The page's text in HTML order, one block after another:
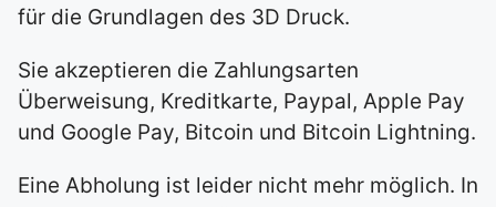
für die Grundlagen des 3D Druck.
Sie akzeptieren die Zahlungsarten
Überweisung, Kreditkarte, Paypal, Apple Pay
und Google Pay, Bitcoin und Bitcoin Lightning.
Eine Abholung ist leider nicht mehr möglich. In